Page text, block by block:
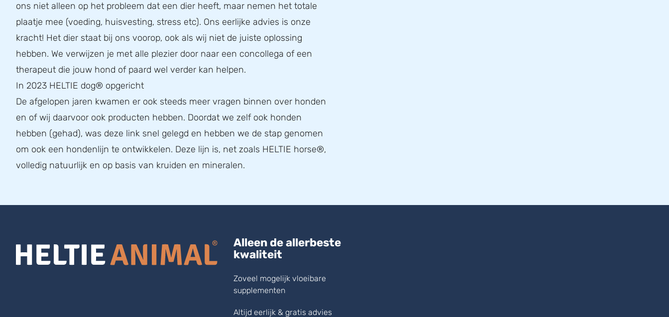
ons niet alleen op het probleem dat een dier heeft, maar nemen het totale
plaatje mee (voeding, huisvesting, stress etc). Ons eerlijke advies is onze
kracht! Het dier staat bij ons voorop, ook als wij niet de juiste oplossing
hebben. We verwijzen je met alle plezier door naar een concollega of een
therapeut die jouw hond of paard wel verder kan helpen.
In 2023 HELTIE dog® opgericht
De afgelopen jaren kwamen er ook steeds meer vragen binnen over honden
en of wij daarvoor ook producten hebben. Doordat we zelf ook honden
hebben (gehad), was deze link snel gelegd en hebben we de stap genomen
om ook een hondenlijn te ontwikkelen. Deze lijn is, net zoals HELTIE horse®,
volledig natuurlijk en op basis van kruiden en mineralen.
Alleen de allerbeste
kwaliteit
Zoveel mogelijk vloeibare
supplementen
Altijd eerlijk & gratis advies